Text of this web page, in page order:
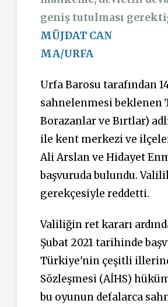
geniş tutulması
MÜJDAT CAN
MA/URFA
Urfa Barosu tarafından
sahnelenmesi beklenen
Borazanlar ve Bırtlar)
ile kent merkezi ve
Ali Arslan ve Hidayet
başvuruda bulundu.
gerekçesiyle reddetti.
Valiliğin ret kararı
Şubat 2021 tarihinde
Türkiye'nin çeşitli
Sözleşmesi (AİHS)
bu oyunun defalarca